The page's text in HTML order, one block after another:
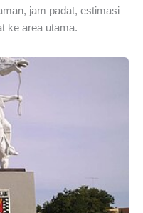
jam padat, estimasi
ke area utama.